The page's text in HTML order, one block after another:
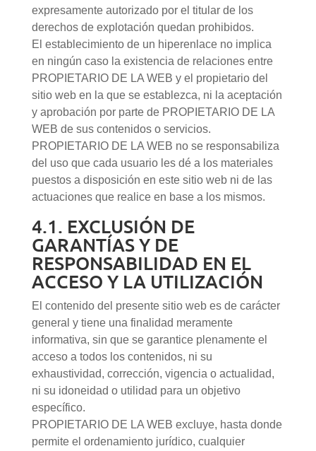
expresamente autorizado por el titular de los
derechos de explotación quedan prohibidos.
El establecimiento de un hiperenlace no implica
en ningún caso la existencia de relaciones entre
PROPIETARIO DE LA WEB y el propietario del
sitio web en la que se establezca, ni la aceptación
y aprobación por parte de PROPIETARIO DE LA
WEB de sus contenidos o servicios.
PROPIETARIO DE LA WEB no se responsabiliza
del uso que cada usuario les dé a los materiales
puestos a disposición en este sitio web ni de las
actuaciones que realice en base a los mismos.
4.1. EXCLUSIÓN DE
GARANTÍAS Y DE
RESPONSABILIDAD EN EL
ACCESO Y LA UTILIZACIÓN
El contenido del presente sitio web es de carácter
general y tiene una finalidad meramente
informativa, sin que se garantice plenamente el
acceso a todos los contenidos, ni su
exhaustividad, corrección, vigencia o actualidad,
ni su idoneidad o utilidad para un objetivo
específico.
PROPIETARIO DE LA WEB excluye, hasta donde
permite el ordenamiento jurídico, cualquier